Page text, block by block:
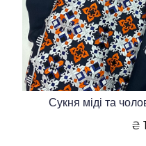
Сукня міді та
₴